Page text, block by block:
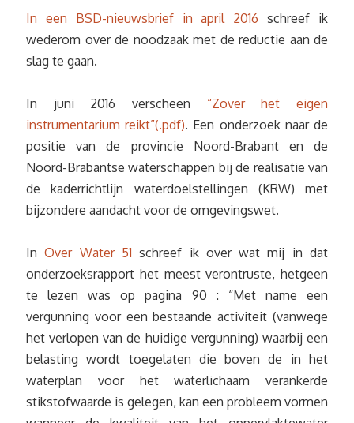
In een BSD-nieuwsbrief in april 2016 schreef ik
wederom over de noodzaak met de reductie aan de
slag te gaan.
In juni 2016 verscheen “Zover het eigen
instrumentarium reikt”(.pdf). Een onderzoek naar de
positie van de provincie Noord-Brabant en de
Noord-Brabantse waterschappen bij de realisatie van
de kaderrichtlijn waterdoelstellingen (KRW) met
bijzondere aandacht voor de omgevingswet.
InOver Water 51 schreef ik over wat mij in dat
onderzoeksrapport het meest verontruste, hetgeen
te lezen was op pagina 90 : “Met name een
vergunning voor een bestaande activiteit (vanwege
het verlopen van de huidige vergunning) waarbij een
belasting wordt toegelaten die boven de in het
waterplan voor het waterlichaam verankerde
stikstofwaarde is gelegen, kan een probleem vormen